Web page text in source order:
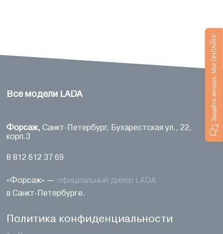
Все модели LADA
Форсаж, Санкт-Петербург,
Бухарестская ул., 22,
корп.3
8 812 612 37 69
«Форсаж» — официальный дилер LADA
в Санкт-Петербурге.
Политика конфиденциальности
Задайте вопрос, МЫ ОНЛАЙН!